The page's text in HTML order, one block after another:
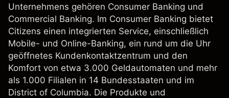
Unternehmens gehören Consumer Banking und
Commercial Banking. Im Consumer Banking bietet
Citizens einen integrierten Service, einschließlich
Mobile- und Online-Banking, ein rund um die Uhr
geöffnetes Kundenkontaktzentrum und den
Komfort von etwa 3.000 Geldautomaten und mehr
als 1.000 Filialen in 14 Bundesstaaten und im
District of Columbia. Die Produkte und